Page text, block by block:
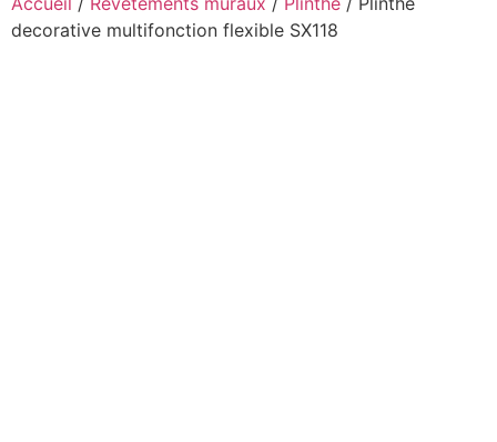
decorative multifonction flexible SX118